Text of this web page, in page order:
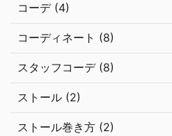
コーデ (4)
コーディネート (8)
スタッフコーデ (8)
ストール (2)
ストール巻き方 (2)